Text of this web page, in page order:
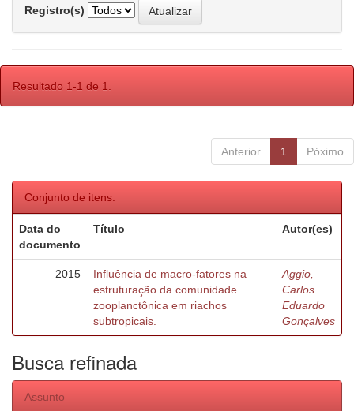
Registro(s)
Resultado 1-1 de 1.
Anterior 1 Póximo
Conjunto de itens:
Data do
documento
Título Autor(es)
2015
Influência de macro-fatores na
estruturação da comunidade
zooplanctônica em riachos
subtropicais.
Aggio,
Carlos
Eduardo
Gonçalves
Busca refinada
Assunto